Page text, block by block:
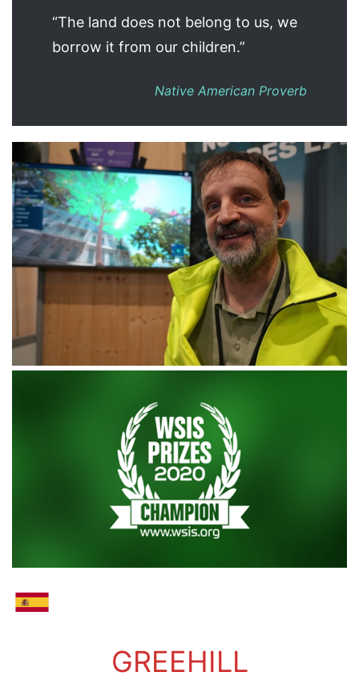
“The land does not belong to us, we
borrow it from our children.”
Native American Proverb
GREEHILL